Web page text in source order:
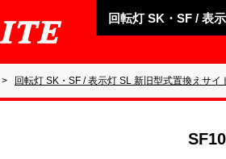
回転灯 SK・SF / 表
回転灯 SK・SF / 表示灯 SL 新旧型式置換えサイ